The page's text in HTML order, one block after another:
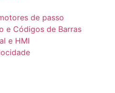
de passo
e Códigos de Barras
e HMI